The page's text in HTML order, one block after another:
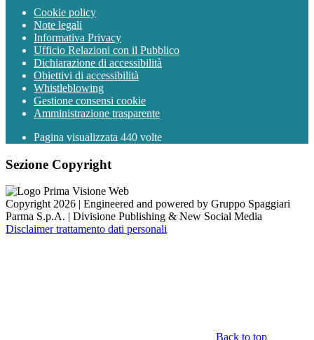
Cookie policy
Note legali
Informativa Privacy
Ufficio Relazioni con il Pubblico
Dichiarazione di accessibilità
Obiettivi di accessibilità
Whistleblowing
Gestione consensi cookie
Amministrazione trasparente
Pagina visualizzata 440 volte
Sezione Copyright
Copyright 2026 | Engineered and powered by Gruppo Spaggiari
Parma S.p.A. | Divisione Publishing & New Social Media
Disclaimer trattamento dati personali
Back to top